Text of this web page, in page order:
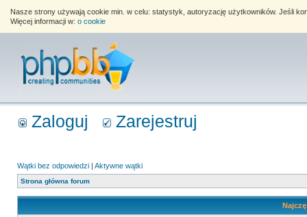
Nasze strony używają cookie min. w celu: statystyk, autoryzację użytkowników. Jeśli
Więcej informacji w: o cookie
Zaloguj Zarejestruj
Wątki bez odpowiedzi | Aktywne wątki
Strona główna forum